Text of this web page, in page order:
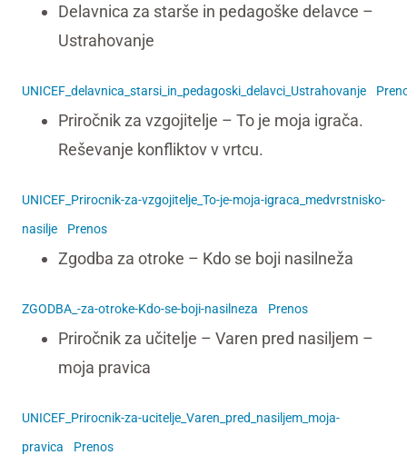
Delavnica za starše in pedagoške delavce –
Ustrahovanje
UNICEF_delavnica_starsi_in_pedagoski_delavci_Ustrahovanje
Priročnik za vzgojitelje – To je moja igrača.
Reševanje konfliktov v vrtcu.
UNICEF_Prirocnik-za-vzgojitelje_To-je-moja-igraca_medvrstnisko-
nasilje
Prenos
Zgodba za otroke – Kdo se boji nasilneža
ZGODBA_-za-otroke-Kdo-se-boji-nasilneza Prenos
Priročnik za učitelje – Varen pred nasiljem –
moja pravica
UNICEF_Prirocnik-za-ucitelje_Varen_pred_nasiljem_moja-
pravica
Prenos